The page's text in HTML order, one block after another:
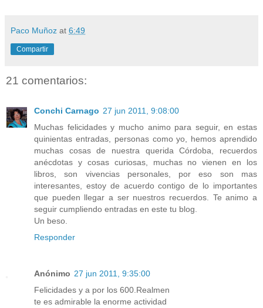
Paco Muñoz at 6:49
Compartir
21 comentarios:
Conchi Carnago 27 jun 2011, 9:08:00
Muchas felicidades y mucho animo para seguir, en estas
quinientas entradas, personas como yo, hemos aprendido
muchas cosas de nuestra querida Córdoba, recuerdos
anécdotas y cosas curiosas, muchas no vienen en los
libros, son vivencias personales, por eso son mas
interesantes, estoy de acuerdo contigo de lo importantes
que pueden llegar a ser nuestros recuerdos. Te animo a
seguir cumpliendo entradas en este tu blog.
Un beso.
Responder
Anónimo 27 jun 2011, 9:35:00
Felicidades y a por los 600.Realmen
te es admirable la enorme actividad